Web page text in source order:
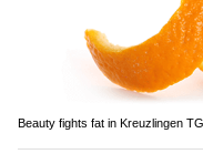
Beauty fights fat in Kreuzlingen